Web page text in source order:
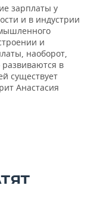
зарплаты у
и в индустрии
и
наоборот,
в
существует
Анастасия